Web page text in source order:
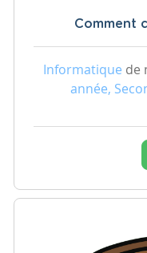
Comment
Informatique de
année,